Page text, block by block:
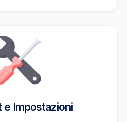
e Impostazioni